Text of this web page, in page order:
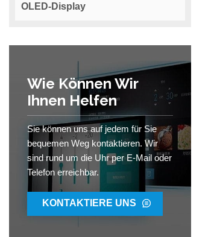
OLED-Display
Wie Können Wir
Ihnen Helfen
Sie können uns auf jedem für Sie
bequemen Weg kontaktieren. Wir
sind rund um die Uhr per E-Mail oder
Telefon erreichbar.
KONTAKTIERE UNS